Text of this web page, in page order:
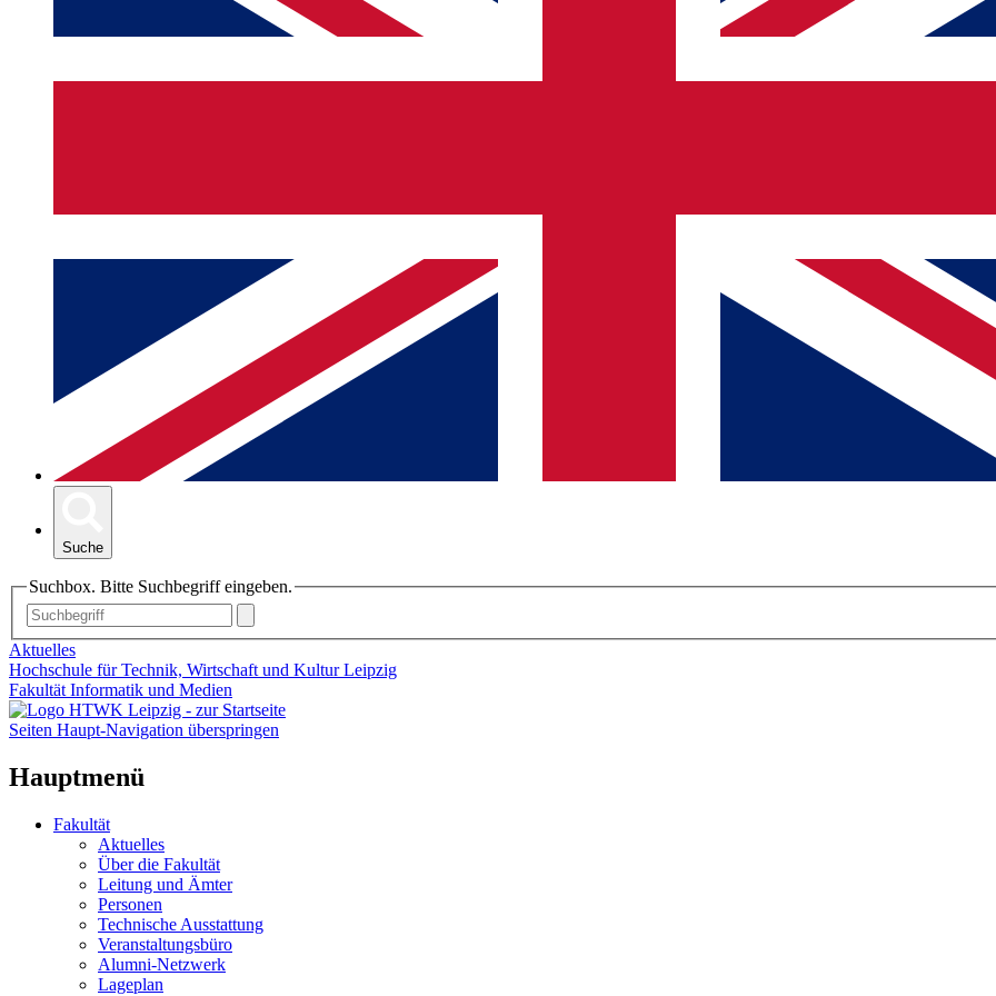
Suche
Suchbox. Bitte Suchbegriff eingeben.
Aktuelles
Hochschule für Technik, Wirtschaft und Kultur Leipzig
Fakultät Informatik und Medien
Seiten Haupt-Navigation überspringen
Hauptmenü
Fakultät
Aktuelles
Über die Fakultät
Leitung und Ämter
Personen
Technische Ausstattung
Veranstaltungsbüro
Alumni-Netzwerk
Lageplan